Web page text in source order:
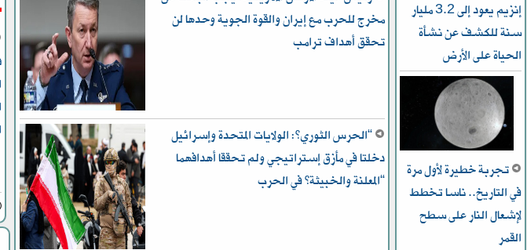
إنزيم يعود إلى 3.2 مليار
سنة للكشف عن نشأة
الحياة على الأرض
تجربة خطيرة لأول مرة
في التاريخ.. ناسا تخطط
ﻹشعال النار على سطح
القمر
مخرج للحرب مع إيران والقوة الجوية وحدها لن
تحقق أهداف ترامب
“الحرس الثوري”: الولايات المتحدة وإسرائيل
دخلتا في مأزق إستراتيجي ولم تحققا أهدافهما
“المعلنة والخبيثة” في الحرب